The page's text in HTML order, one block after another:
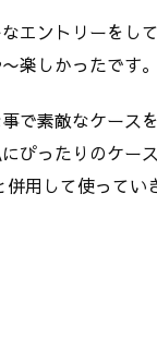
エントリーをし
楽しかったです。
で素敵なケース
ぴったりのケー
用して使ってい